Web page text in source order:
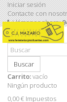
Iniciar sesión
Contacte con
Llámanos ahora:
Buscar
Carrito:vacío
Ningún producto
0,00 € Impuestos